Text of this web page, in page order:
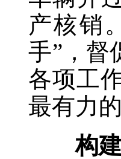
产核销
手”，督
各项工
最有力
构建“